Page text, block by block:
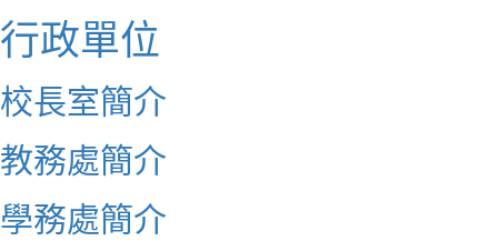
行政單位
校長室簡介
教務處簡介
學務處簡介